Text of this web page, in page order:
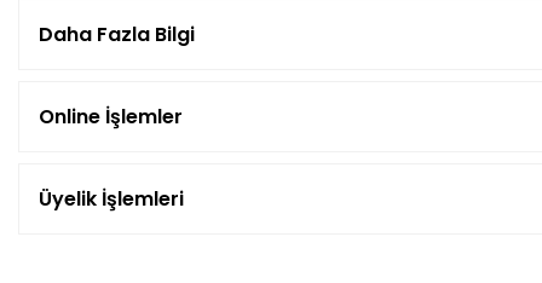
Daha Fazla Bilgi
Online İşlemler
Üyelik İşlemleri